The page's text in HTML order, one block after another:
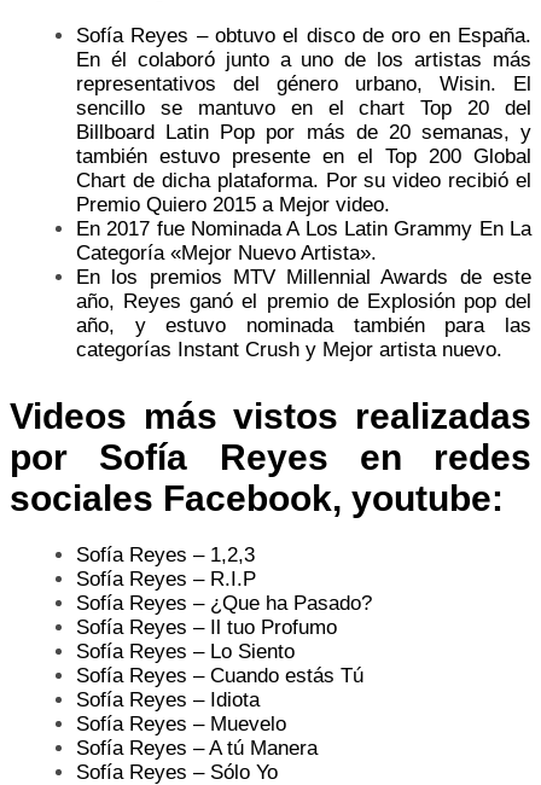
Sofía Reyes – obtuvo el disco de oro en España.
En él colaboró junto a uno de los artistas más
representativos del género urbano, Wisin. El
sencillo se mantuvo en el chart Top 20 del
Billboard Latin Pop por más de 20 semanas, y
también estuvo presente en el Top 200 Global
Chart de dicha plataforma. Por su video recibió el
Premio Quiero 2015 a Mejor video.
En 2017 fue Nominada A Los Latin Grammy En La
Categoría «Mejor Nuevo Artista».
En los premios MTV Millennial Awards de este
año, Reyes ganó el premio de Explosión pop del
año, y estuvo nominada también para las
categorías Instant Crush y Mejor artista nuevo.
Videos más vistos realizadas
por Sofía Reyes en redes
sociales Facebook, youtube:
Sofía Reyes – 1,2,3
Sofía Reyes – R.I.P
Sofía Reyes – ¿Que ha Pasado?
Sofía Reyes – Il tuo Profumo
Sofía Reyes – Lo Siento
Sofía Reyes – Cuando estás Tú
Sofía Reyes – Idiota
Sofía Reyes – Muevelo
Sofía Reyes – A tú Manera
Sofía Reyes – Sólo Yo